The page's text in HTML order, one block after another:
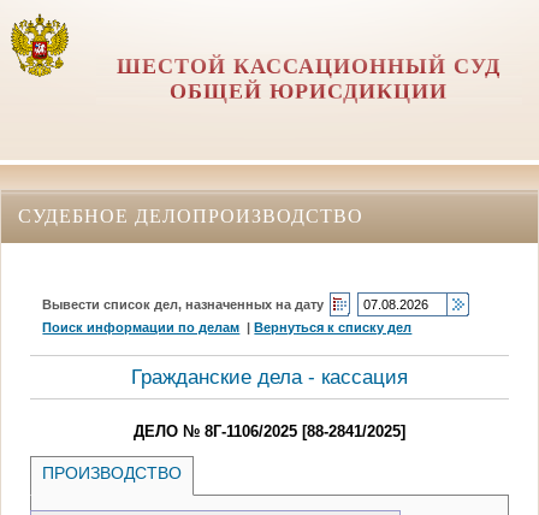
ШЕСТОЙ КАССАЦИОННЫЙ СУД
ОБЩЕЙ ЮРИСДИКЦИИ
СУДЕБНОЕ ДЕЛОПРОИЗВОДСТВО
Вывести список дел, назначенных на дату
Поиск информации по делам |Вернуться к списку дел
Гражданские дела - кассация
ДЕЛО № 8Г-1106/2025 [88-2841/2025]
ПРОИЗВОДСТВО